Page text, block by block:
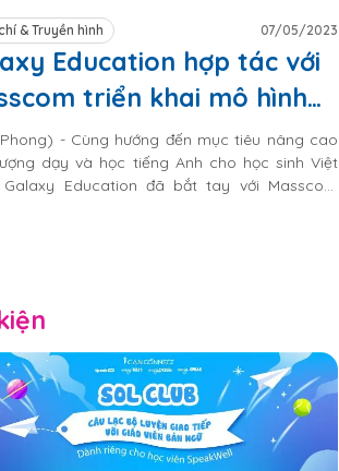
& Truyền hình 07/05/2023
Education hợp tác với
triển khai mô hình
tiếng Anh thông minh
- Cùng hướng đến mục tiêu nâng cao
dạy và học tiếng Anh cho học sinh Việt
Galaxy Education đã bắt tay với Masscom